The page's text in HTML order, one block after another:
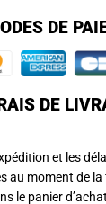
DE
DE
et les
au moment de
le panier